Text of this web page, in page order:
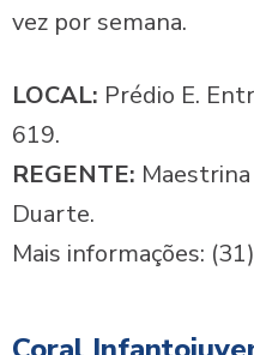
vez por semana.
LOCAL: Prédio E.
619.
REGENTE:
Duarte.
Mais informações: